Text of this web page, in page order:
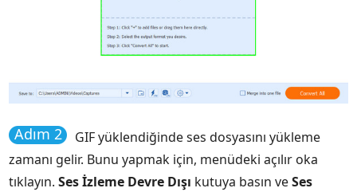
Adım 2
GIF yüklendiğinde ses dosyasını yükleme
zamanı gelir. Bunu yapmak için, menüdeki açılır oka
tıklayın.Ses İzleme Devre Dışı kutuya basın veSes